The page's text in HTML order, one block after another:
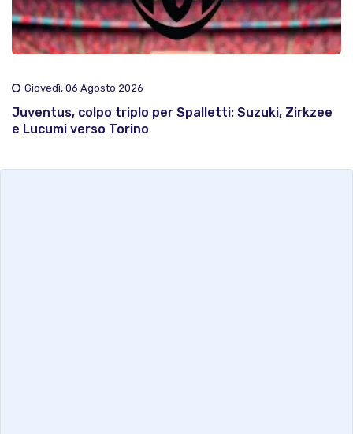
Giovedì, 06 Agosto 2026
Juventus, colpo triplo per Spalletti: Suzuki, Zirkzee
e Lucumi verso Torino